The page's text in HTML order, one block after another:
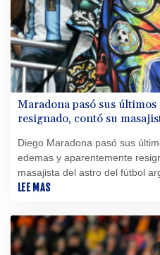
Maradona pasó sus
resignado, contó su
Diego Maradona pasó sus
edemas y aparentemente
masajista del astro del fútbol
las circunstancias de su
LEE MAS